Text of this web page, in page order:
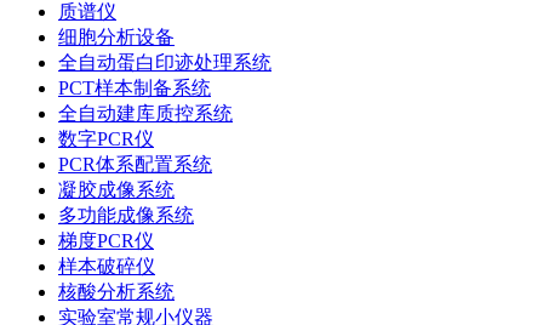
质谱仪
细胞分析设备
全自动蛋白印迹处理系统
PCT样本制备系统
全自动建库质控系统
数字PCR仪
PCR体系配置系统
凝胶成像系统
多功能成像系统
梯度PCR仪
样本破碎仪
核酸分析系统
实验室常规小仪器